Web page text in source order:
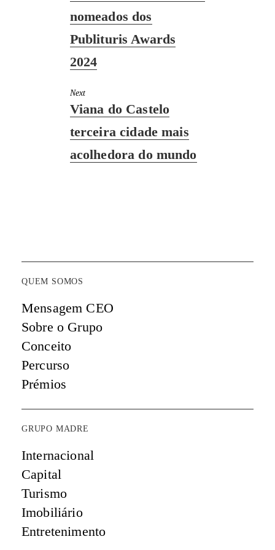
nomeados dos
Publituris Awards
2024
Next
Next
Viana do Castelo
terceira cidade mais
acolhedora do mundo
QUEM SOMOS
Mensagem CEO
Sobre o Grupo
Conceito
Percurso
Prémios
GRUPO MADRE
Internacional
Capital
Turismo
Imobiliário
Entretenimento